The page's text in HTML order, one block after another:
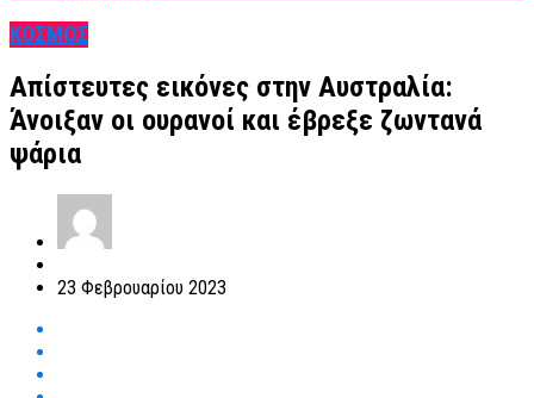
ΚΟΣΜΟΣ
Απίστευτες εικόνες στην Αυστραλία:
Άνοιξαν οι ουρανοί και έβρεξε ζωντανά
ψάρια
23 Φεβρουαρίου 2023